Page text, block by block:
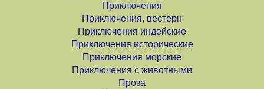
Приключения
Приключения, вестерн
Приключения индейские
Приключения исторические
Приключения морские
Приключения с животными
Проза